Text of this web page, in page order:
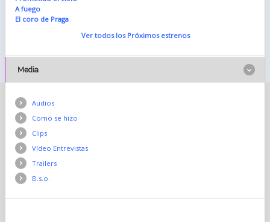
A fuego
El coro de Praga
Ver todos los Próximos estrenos
Media
Audios
Como se hizo
Clips
Vídeo Entrevistas
Trailers
B.s.o.